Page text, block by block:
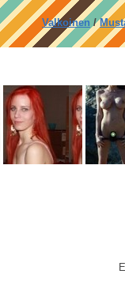
Valkoinen /